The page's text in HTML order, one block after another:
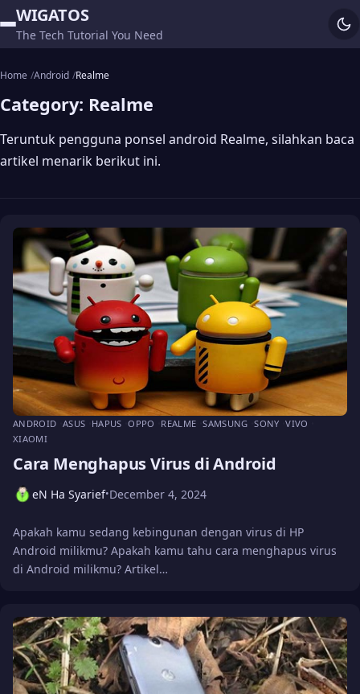
WIGATOS
The Tech Tutorial You Need
Home Android Realme
Category: Realme
Teruntuk pengguna ponsel android Realme, silahkan baca
artikel menarik berikut ini.
ANDROID ASUS HAPUS OPPO REALME SAMSUNG SONY VIVO
XIAOMI
Cara Menghapus Virus di Android
eN Ha Syarief•December 4, 2024
Apakah kamu sedang kebingunan dengan virus di HP
Android milikmu? Apakah kamu tahu cara menghapus virus
di Android milikmu? Artikel…